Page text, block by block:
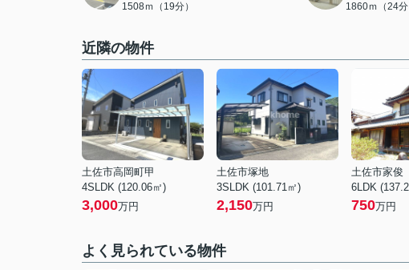
1508ｍ（19分） 1860ｍ（24分
近隣の物件
土佐市高岡町甲
4SLDK (120.06㎡)
3,000万円
土佐市塚地
3SLDK (101.71㎡)
2,150万円
土佐市家俊
6LDK
750万円
よく見られている物件